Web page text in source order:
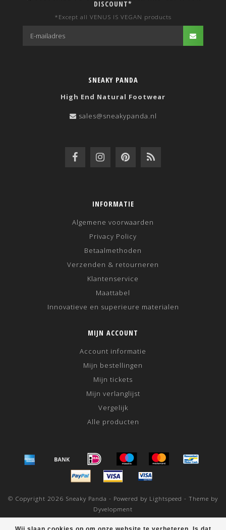
DISCOUNT*
*Except all VENUS IS VEGAN products
SNEAKY PANDA
High End Natural Footwear
sales@sneakypanda.nl
INFORMATIE
Algemene voorwaarden
Privacy Policy
Betaalmethoden
Verzenden & retourneren
Klantenservice
Maattabel
Innovatieve en superieure materialen
MIJN ACCOUNT
Account informatie
Mijn bestellingen
Mijn tickets
Mijn verlanglijst
Vergelijk
Alle producten
© Copyright 2026 Sneaky Panda - Powered by Lightspeed - Theme by
Dyvelopment
scores a klantbeoordelingen at